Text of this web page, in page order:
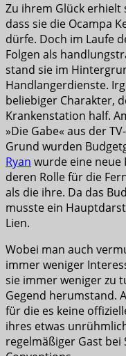
Zu ihrem Glück erhielt
dass sie die Ocampa
dürfe. Doch im Laufe
Folgen als
stand sie im
Handlangerdienste.
beliebiger Charakter,
Krankenstation half.
»Die Gabe« aus der
Grund wurden
Ryan wurde eine
deren Rolle für die
als die ihre. Da das
musste ein
Lien.
Wobei man auch
immer weniger
sie immer weniger zu
Gegend herumstand.
für die es keine
ihres etwas
regelmäßiger Gast bei